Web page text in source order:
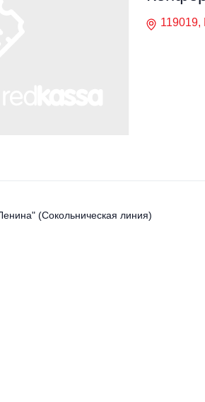
119019,
(Сокольническая линия)